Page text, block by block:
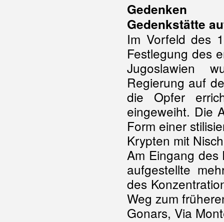
Gedenken
Gedenkstätte
Im Vorfeld des
Festlegung des
Jugoslawien
Regierung auf
die Opfer
eingeweiht. Die
Form einer
Krypten mit
Am Eingang des
aufgestellte
des
Weg zum
Gonars, Via